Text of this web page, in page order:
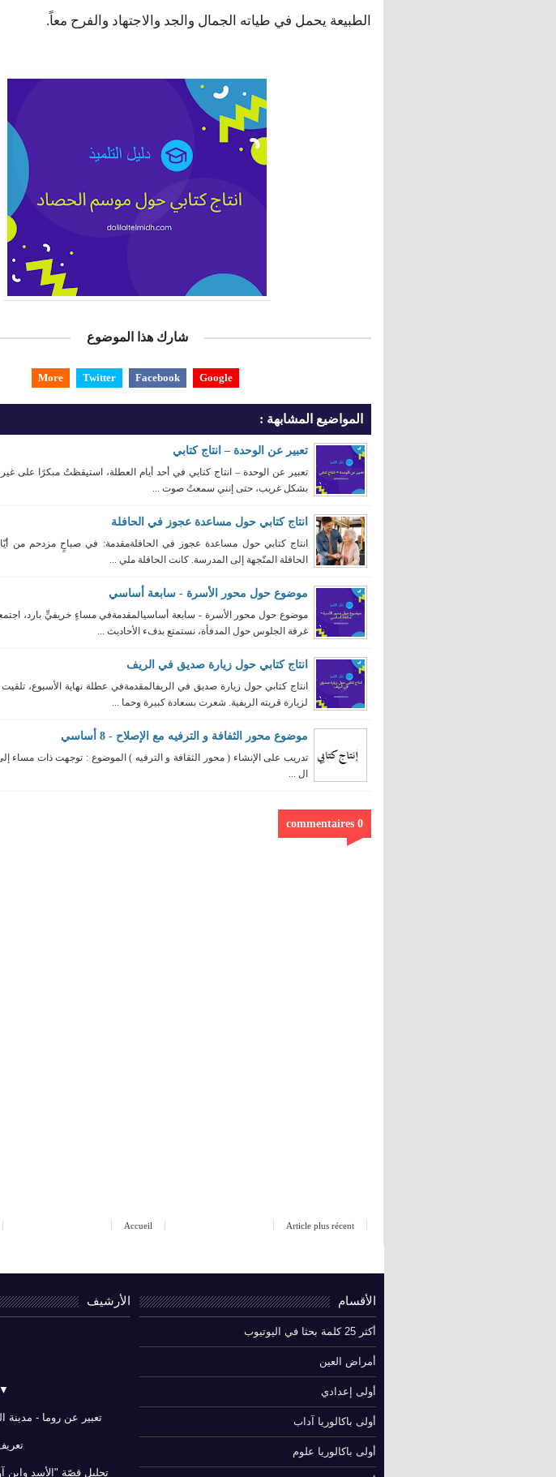
الطبيعة يحمل في طياته الجمال والجد والاجتهاد والفرح معاً.
شارك هذا الموضوع
Google
Facebook
Twitter
More
المواضيع المشابهة :
تعبير عن الوحدة – انتاج كتابي
تعبير عن الوحدة – انتاج كتابي في أحد أيام العطلة، استيقظتُ مبكرًا على غير
بشكل غريب، حتى إنني سمعتُ صوت ...
انتاج كتابي حول مساعدة عجوز في الحافلة
انتاج كتابي حول مساعدة عجوز في الحافلةمقدمة: في صباحٍ مزدحم من
الحافلة المتّجهة إلى المدرسة. كانت الحافلة ملي ...
موضوع حول محور الأسرة - سابعة أساسي
موضوع حول محور الأسرة - سابعة أساسيالمقدمةفي مساءٍ خريفيٍّ بارد،
غرفة الجلوس حول المدفأة، نستمتع بدفء الأحاديث ...
انتاج كتابي حول زيارة صديق في الريف
انتاج كتابي حول زيارة صديق في الريفالمقدمةفي عطلة نهاية الأسبوع،
لزيارة قريته الريفية. شعرت بسعادة كبيرة وحما ...
موضوع محور الثفافة و الترفيه مع الإصلاح - 8 أساسي
تدريب على الإنشاء ( محور الثقافة و الترفيه ) الموضوع : توجهت ذات مساء
ال ...
0 commentaires
Article plus récent
Accueil
الأقسام
أكثر 25 كلمة بحثا في اليوتيوب
أمراض العين
أولى إعدادي
أولى باكالوريا آداب
أولى باكالوريا علوم
الأرشيف
تعبير عن روما - مدينة
تحليل قصّة "الأسد وابن